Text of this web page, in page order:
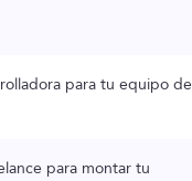
para tu equipo de
para montar tu